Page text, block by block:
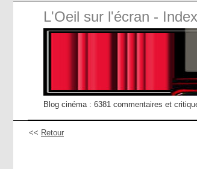
L'Oeil sur l'écran - Index
Blog cinéma : 6381 commentaires et
<< Retour